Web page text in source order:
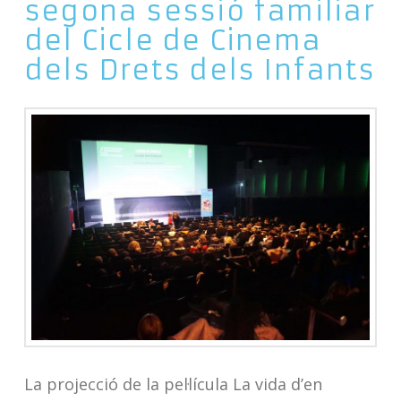
segona sessió familiar
del Cicle de Cinema
dels Drets dels Infants
La projecció de la pel·lícula La vida d’en